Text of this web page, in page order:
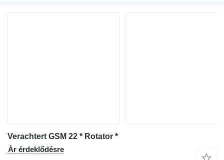
Verachtert GSM 22 * Rotator *
Ár érdeklődésre